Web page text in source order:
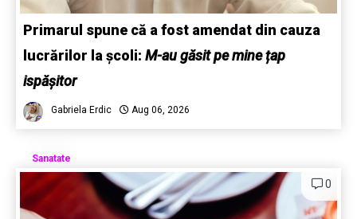
Primarul spune că a fost amendat din cauza
lucrărilor la școli: M-au găsit pe mine țap
ispășitor
Gabriela Erdic Aug 06, 2026
Sanatate
0